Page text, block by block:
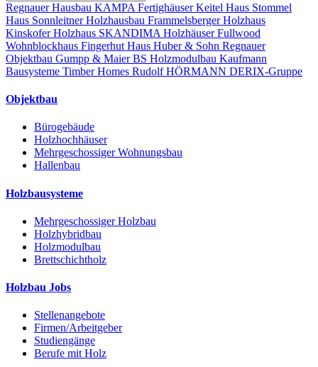
Regnauer Hausbau KAMPA FertighäuserKeitel Haus Stommel
Haus Sonnleitner Holzhausbau Frammelsberger Holzhaus
Kinskofer Holzhaus SKANDIMA HolzhäuserFullwood
Wohnblockhaus Fingerhut Haus Huber & Sohn Regnauer
Objektbau Gumpp & MaierBS Holzmodulbau Kaufmann
Bausysteme Timber Homes Rudolf HÖRMANN DERIX-Gruppe
Objektbau
Bürogebäude
Holzhochhäuser
Mehrgeschossiger Wohnungsbau
Hallenbau
Holzbausysteme
Mehrgeschossiger Holzbau
Holzhybridbau
Holzmodulbau
Brettschichtholz
Holzbau Jobs
Stellenangebote
Firmen/Arbeitgeber
Studiengänge
Berufe mit Holz